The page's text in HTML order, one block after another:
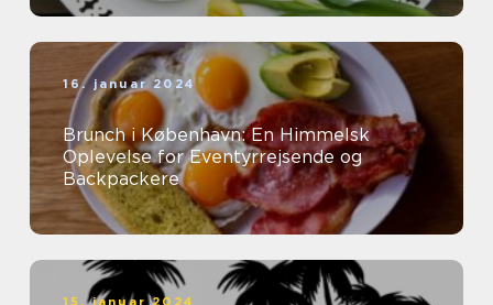
16. januar 2024
Brunch i København: En Himmelsk
Oplevelse for Eventyrrejsende og
Backpackere
15. januar 2024